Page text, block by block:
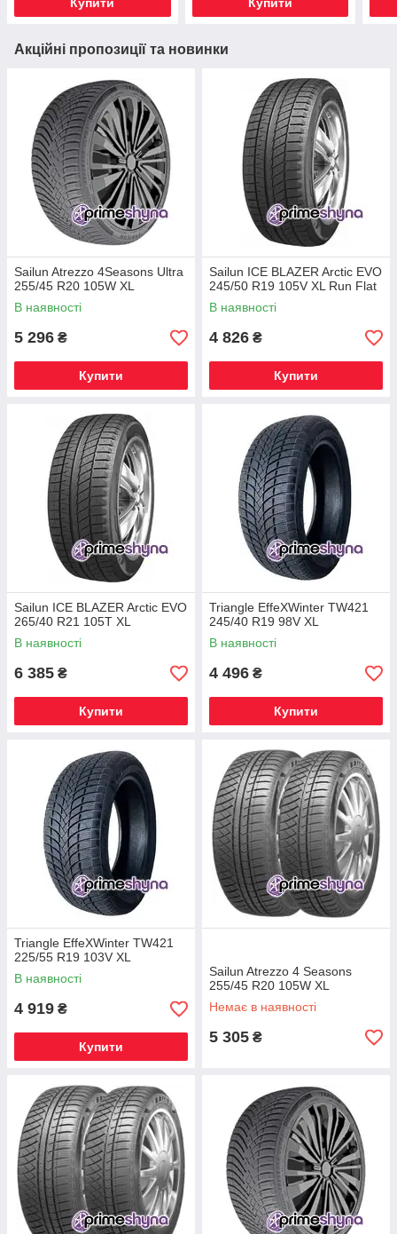
Купити Купити
Акційні пропозиції та новинки
Sailun Atrezzo 4Seasons Ultra
255/45 R20 105W XL
В наявності
5 296 ₴
Купити
Sailun ICE BLAZER Arctic EVO
245/50 R19 105V XL Run Flat
В наявності
4 826 ₴
Купити
Sailun ICE BLAZER Arctic EVO
265/40 R21 105T XL
В наявності
6 385 ₴
Купити
Triangle EffeXWinter TW421
245/40 R19 98V XL
В наявності
4 496 ₴
Купити
Triangle EffeXWinter TW421
225/55 R19 103V XL
В наявності
4 919 ₴
Купити
Sailun Atrezzo 4 Seasons
255/45 R20 105W XL
Немає в наявності
5 305 ₴